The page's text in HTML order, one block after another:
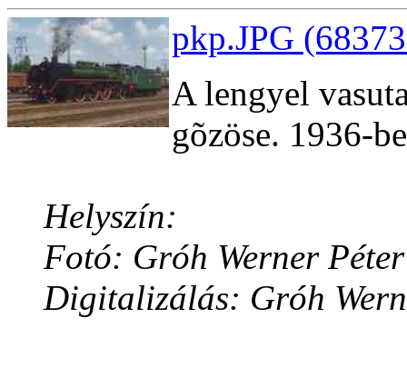
pkp.JPG
A lengyel
gõzöse. 1936-
Helyszín:
Fotó: Gróh Werner Péter
Digitalizálás: Gróh